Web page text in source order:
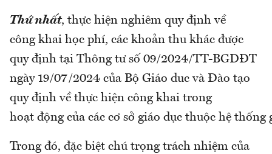
Thứ nhất, thực hiện nghiêm quy định về
công khai học phí, các khoản thu khác được
quy định tại Thông tư số 09/2024/TT-BGDĐT
ngày 19/07/2024 của Bộ Giáo duc và Đào tạo
quy định về thực hiện công khai trong
hoạt động của các cơ sở giáo dục thuộc hệ
Trong đó, đặc biệt chú trọng trách nhiệm của